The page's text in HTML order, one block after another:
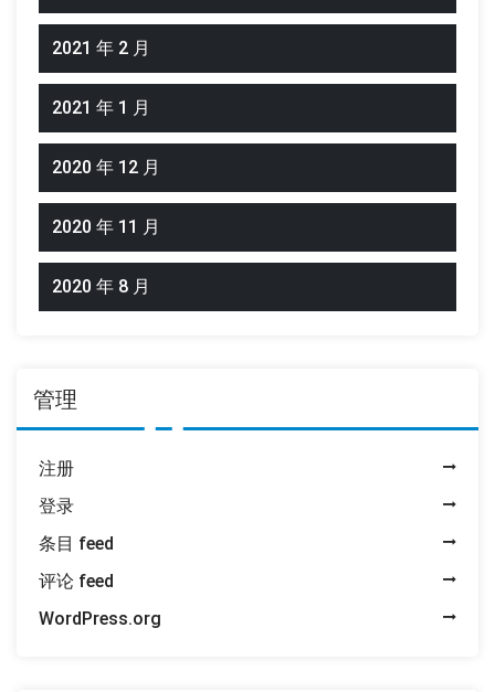
2021 年 2 月
2021 年 1 月
2020 年 12 月
2020 年 11 月
2020 年 8 月
管理
注册
登录
条目 feed
评论 feed
WordPress.org